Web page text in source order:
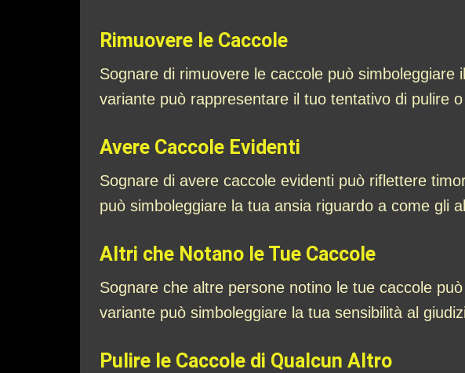
Rimuovere le Caccole
Sognare di rimuovere le caccole può
variante può rappresentare il tuo tentativo di pulire
Avere Caccole Evidenti
Sognare di avere caccole evidenti può riflettere
può simboleggiare la tua ansia riguardo a come gli
Altri che Notano le Tue Caccole
Sognare che altre persone notino le tue caccole
variante può simboleggiare la tua sensibilità al
Pulire le Caccole di Qualcun Altro